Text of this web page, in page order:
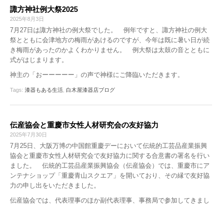
諏方神社例大祭2025
2025年8月3日
7月27日は諏方神社の例大祭でした。 例年ですと、諏方神社の例大
祭とともに会津地方の梅雨があけるのですが、今年は既に暑い日が続
き梅雨があったのかよくわかりません。 例大祭は太鼓の音とともに
式がはじまります。
神主の「おーーーーー」の声で神様にご降臨いただきます。
Tags: 漆器もある生活 白木屋漆器店ブログ
伝産協会と重慶市女性人材研究会の友好協力
2025年7月30日
7月25日、大阪万博の中国館重慶デーにおいて伝統的工芸品産業振興
協会と重慶市女性人材研究会で友好協力に関する合意書の署名を行い
ました。 伝統的工芸品産業振興協会（伝産協会）では、重慶市にア
ンテナショップ「重慶青山スクエア」を開いており、その縁で友好協
力の申し出をいただきました。
伝産協会では、代表理事のほか副代表理事、事務局で参加してきまし